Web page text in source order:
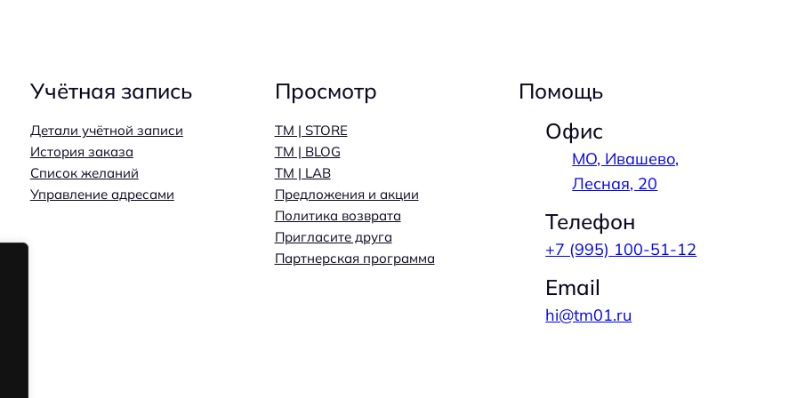
Учётная запись
Детали учётной записи
История заказа
Список желаний
Управление адресами
Просмотр
TM | STORE
TM | BLOG
TM | LAB
Предложения и акции
Политика возврата
Пригласите друга
Партнерская программа
Помощь
Офис
МО, Ивашево,
Лесная, 20
Телефон
+7 (995) 100-51-12
Email
hi@tm01.ru